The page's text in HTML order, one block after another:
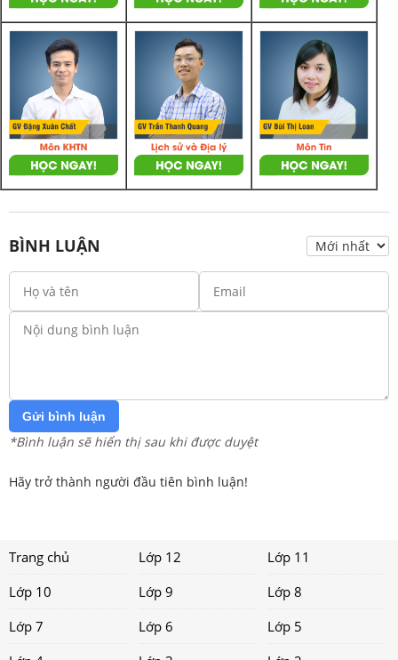
BÌNH LUẬN
Gửi bình luận
*Bình luận sẽ hiển thị sau khi được duyệt
Hãy trở thành người đầu tiên bình luận!
Trang chủ Lớp 12
Lớp 11
Lớp 10
Lớp 9
Lớp 8
Lớp 7
Lớp 6
Lớp 5